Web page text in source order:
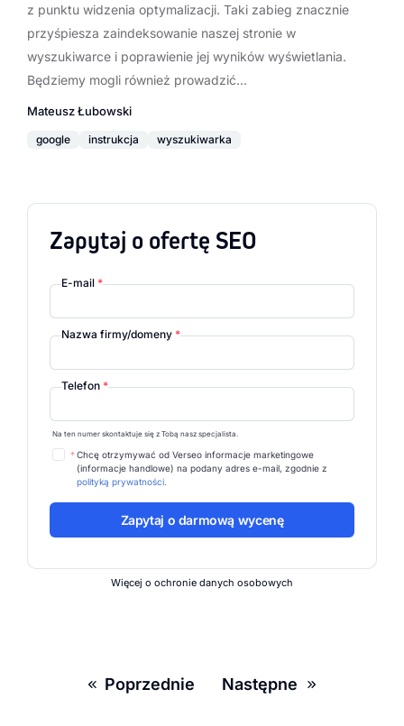
Zapytaj o ofertę SEO
E-mail *
Nazwa firmy/domeny *
Telefon *
Na ten numer skontaktuje się z Tobą nasz specjalista.
Chcę otrzymywać od Verseo informacje marketingowe
(informacje handlowe) na podany adres e-mail, zgodnie z
polityką prywatności.
*
Więcej o ochronie danych osobowych
z punktu widzenia optymalizacji. Taki zabieg znacznie
przyśpiesza zaindeksowanie naszej stronie w
wyszukiwarce i poprawienie jej wyników wyświetlania.
Będziemy mogli również prowadzić…
Mateusz Łubowski
google instrukcja wyszukiwarka
Poprzednie Następne